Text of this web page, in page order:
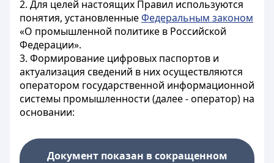
2. Для целей настоящих Правил используются
понятия, установленныеФедеральным законом
«О промышленной политике в Российской
Федерации».
3. Формирование цифровых паспортов и
актуализация сведений в них осуществляются
оператором государственной информационной
системы промышленности (далее - оператор) на
основании:
Документ показан в сокращенном